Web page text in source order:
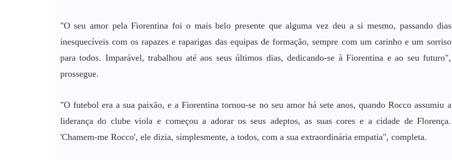
"O seu amor pela Fiorentina foi o mais belo presente que alguma vez deu a si mesmo, passando dias
inesquecíveis com os rapazes e raparigas das equipas de formação, sempre com um carinho e um sorriso
para todos. Imparável, trabalhou até aos seus últimos dias, dedicando-se à Fiorentina e ao seu futuro",
prossegue.
"O futebol era a sua paixão, e a Fiorentina tornou-se no seu amor há sete anos, quando Rocco assumiu a
liderança do clube viola e começou a adorar os seus adeptos, as suas cores e a cidade de Florença.
'Chamem-me Rocco', ele dizia, simplesmente, a todos, com a sua extraordinária empatia", completa.